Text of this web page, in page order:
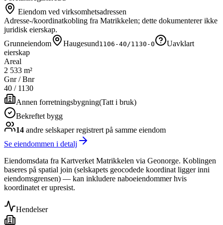
Eiendom ved virksomhetsadressen
Adresse-/koordinatkobling fra Matrikkelen; dette dokumenterer ikke
juridisk eierskap.
Grunneiendom
Haugesund1106-40/1130-0
Uavklart
eierskap
Areal
2 533 m²
Gnr / Bnr
40 / 1130
Annen forretningsbygning(Tatt i bruk)
Bekreftet bygg
14 andre selskaperregistrert på samme eiendom
Se eiendommen i detalj
Eiendomsdata fra Kartverket Matrikkelen via Geonorge. Koblingen
baseres på spatial join (selskapets geocodede koordinat ligger inni
eiendomsgrensen) — kan inkludere naboeiendommer hvis
koordinatet er upresist.
Hendelser